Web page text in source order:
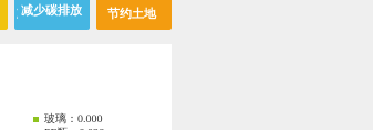
减少碳排放 节约土地